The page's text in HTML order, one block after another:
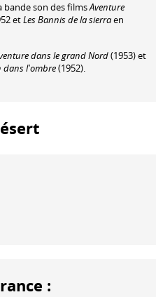
bande son des filmsAventure
etLes Bannis de la sierraen
dans le grand Nord(1953) et
dans l'ombre(1952).
: